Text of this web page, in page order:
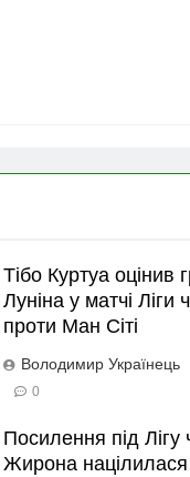
Тібо Куртуа оцінив
Луніна у матчі Ліги
проти Ман Сіті
Володимир Українець
0
Посилення під Лігу
Жирона